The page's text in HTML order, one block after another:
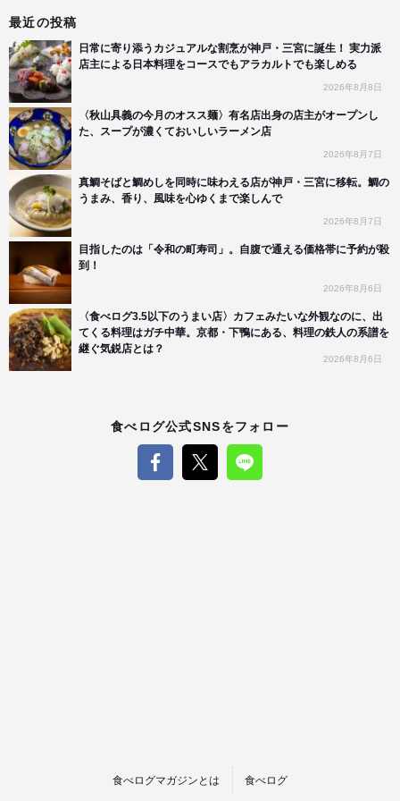
最近の投稿
日常に寄り添うカジュアルな割烹が神戸・三宮に誕生！ 実力派
店主による日本料理をコースでもアラカルトでも楽しめる
2026年8月8日
〈秋山具義の今月のオスス麺〉有名店出身の店主がオープンし
た、スープが濃くておいしいラーメン店
2026年8月7日
真鯛そばと鯛めしを同時に味わえる店が神戸・三宮に移転。鯛の
うまみ、香り、風味を心ゆくまで楽しんで
2026年8月7日
目指したのは「令和の町寿司」。自腹で通える価格帯に予約が殺
到！
2026年8月6日
〈食べログ3.5以下のうまい店〉カフェみたいな外観なのに、出
てくる料理はガチ中華。京都・下鴨にある、料理の鉄人の系譜を
継ぐ気鋭店とは？
2026年8月6日
食べログ公式SNSをフォロー
食べログマガジンとは 食べログ